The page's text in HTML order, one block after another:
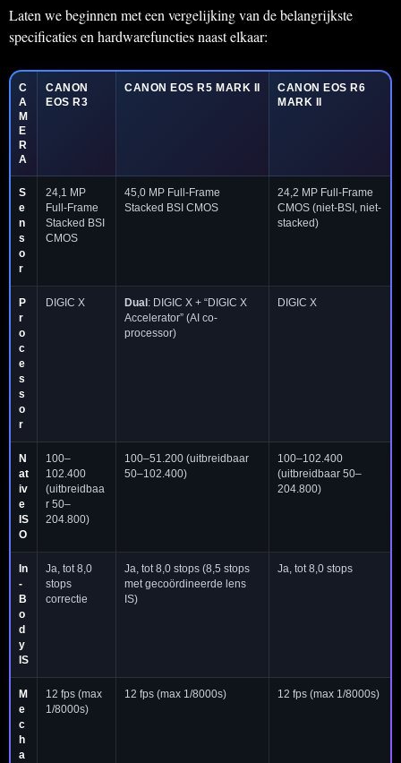
Laten we beginnen met een vergelijking van de belangrijkste
specificaties en hardwarefuncties naast elkaar:
C
A
M
E
R
A
CANON
EOS R3
CANON EOS R5 MARK II
CANON EOS R6
MARK II
S
e
n
s
o
r
24,1 MP
Full-Frame
Stacked BSI
CMOS
45,0 MP Full-Frame
Stacked BSI CMOS
24,2 MP Full-Frame
CMOS (niet-BSI, niet-
stacked)
P
r
o
c
e
s
s
o
r
DIGIC X Dual : DIGIC X + “DIGIC X
Accelerator” (AI co-
processor)
DIGIC X
N
at
iv
e
IS
O
100–
102.400
(uitbreidbaa
r 50–
204.800)
100–51.200 (uitbreidbaar
50–102.400)
100–102.400
(uitbreidbaar 50–
204.800)
In
-
B
o
d
y
IS
Ja, tot 8,0
stops
correctie
Ja, tot 8,0 stops (8,5 stops
met gecoördineerde lens
IS)
Ja, tot 8,0 stops
M
e
c
h
a
12 fps (max
1/8000s)
12 fps (max 1/8000s) 12 fps (max 1/8000s)